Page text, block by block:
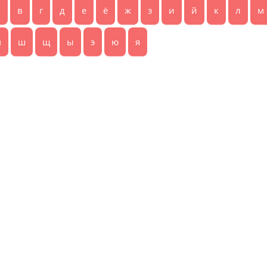
в г д е ё ж з и й к л м
ш щ ы э ю я